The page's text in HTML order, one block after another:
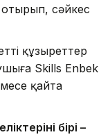
сәйкес
құзыреттер
Skills Enbek
қайта
бірі –